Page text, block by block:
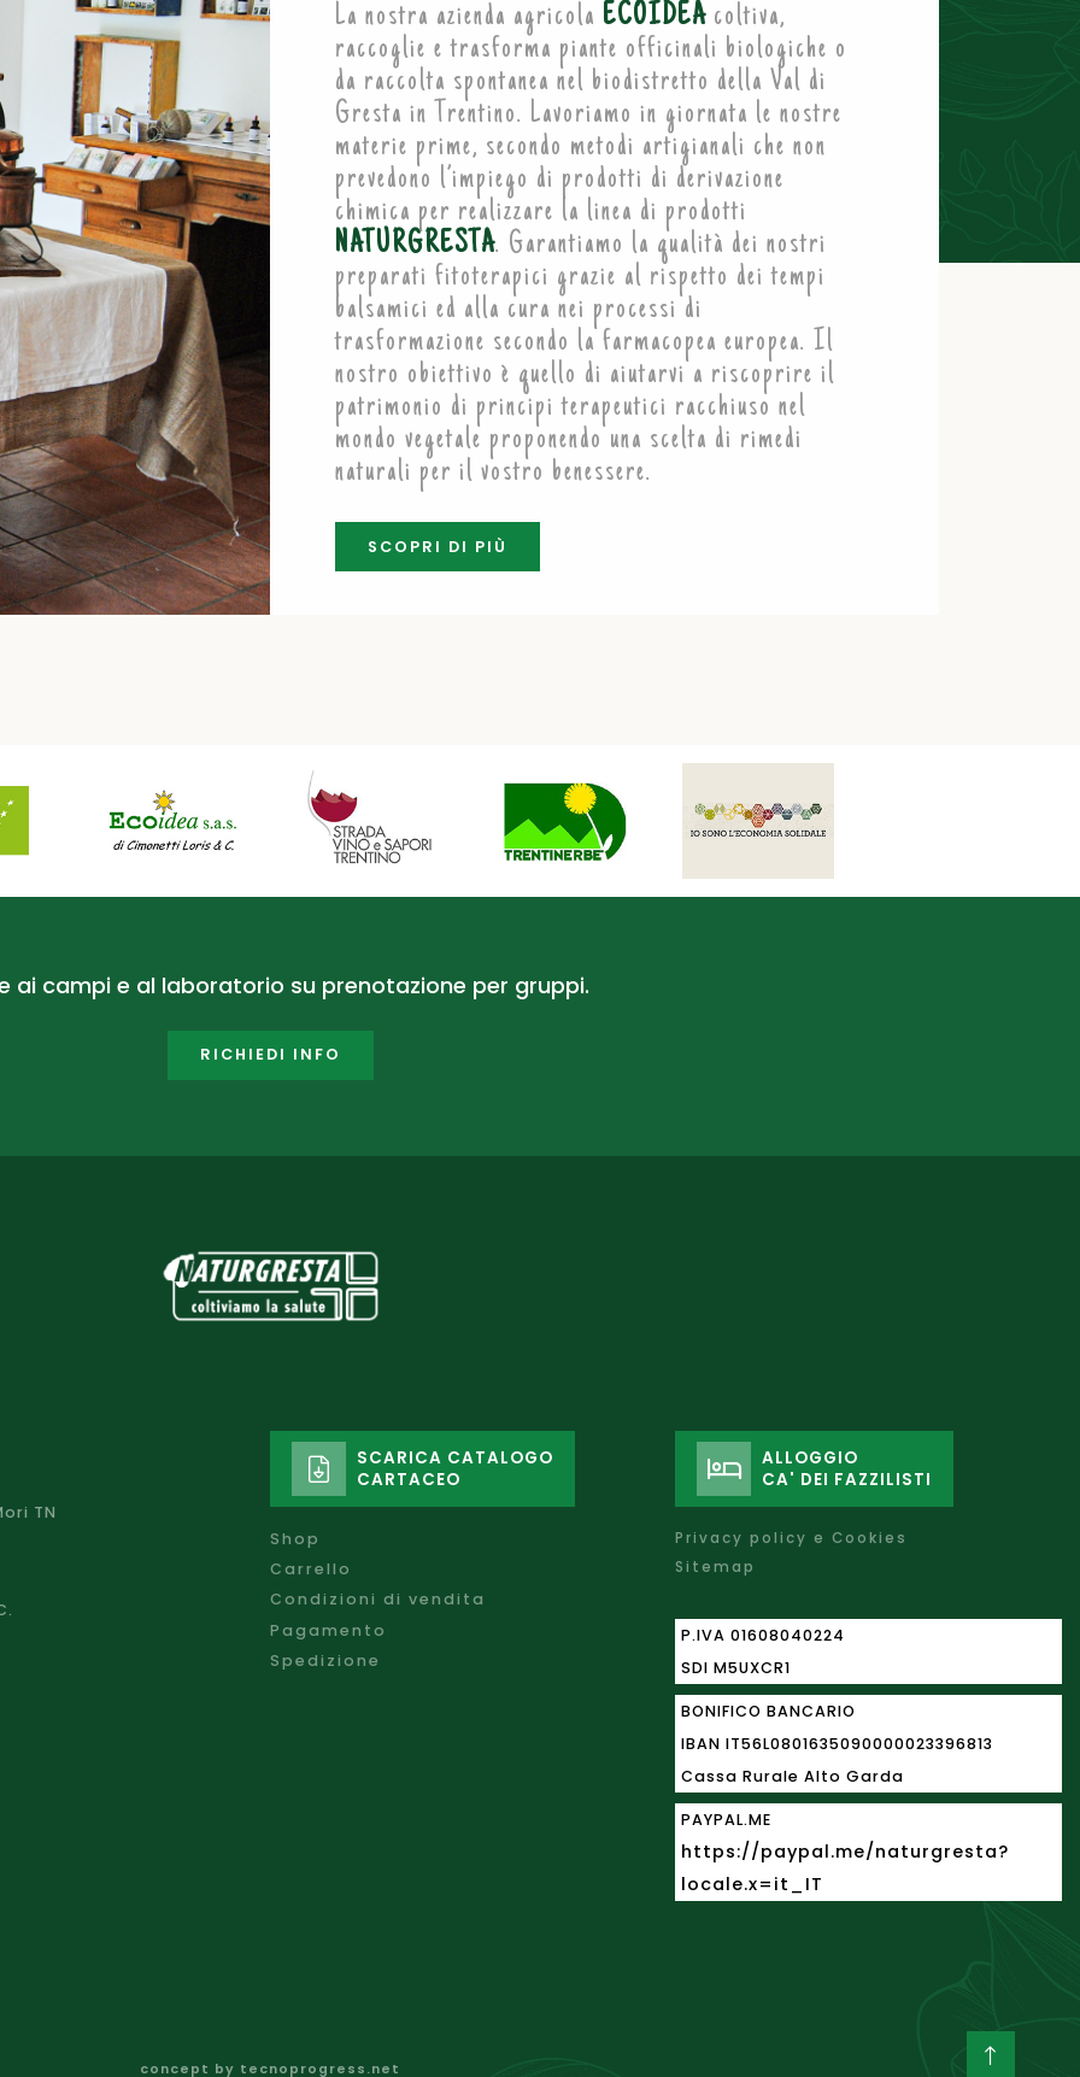
La nostra azienda agricola ECOIDEA coltiva,
raccoglie e trasforma piante officinali biologiche o
da raccolta spontanea nel biodistretto della Val di
Gresta in Trentino. Lavoriamo in giornata le nostre
materie prime, secondo metodi artigianali che non
prevedono l’impiego di prodotti di derivazione
chimica per realizzare la linea di prodotti
NATURGRESTA. Garantiamo la qualità dei nostri
preparati fitoterapici grazie al rispetto dei tempi
balsamici ed alla cura nei processi di
trasformazione secondo la farmacopea europea. Il
nostro obiettivo è quello di aiutarvi a riscoprire il
patrimonio di principi terapeutici racchiuso nel
mondo vegetale proponendo una scelta di rimedi
naturali per il vostro benessere.
SCOPRI DI PIÙ
ai campi e al laboratorio su prenotazione per gruppi.
RICHIEDI INFO
TN
SCARICA CATALOGO
CARTACEO
Shop
Carrello
Condizioni di vendita
Pagamento
Spedizione
ALLOGGIO
CA' DEI FAZZILISTI
Privacy policy e Cookies
Sitemap
P.IVA 01608040224
SDI M5UXCR1
BONIFICO BANCARIO
IBAN IT56L0801635090000023396813
Cassa Rurale Alto Garda
PAYPAL.ME
https://paypal.me/naturgresta?
locale.x=it_IT
concept by tecnoprogress.net